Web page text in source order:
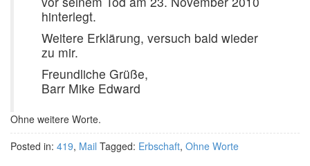
hinterlegt.
Weitere Erklärung, versuch bald wieder
zu mir.
Freundliche Grüße,
Barr Mike Edward
Ohne weitere Worte.
Posted in: 419, Mail Tagged: Erbschaft, Ohne Worte